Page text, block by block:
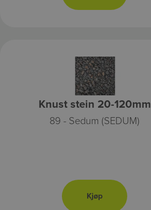
Knust stein 20-120mm
89 - Sedum (SEDUM)